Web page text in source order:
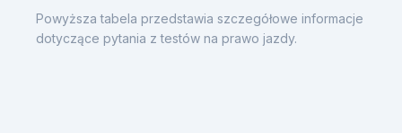
Powyższa tabela przedstawia szczegółowe informacje
dotyczące pytania z testów na prawo jazdy.